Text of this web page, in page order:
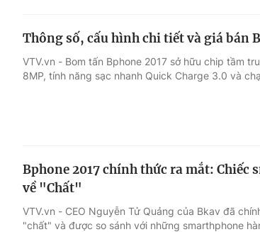
Thông số, cấu hình chi tiết và giá bán
VTV.vn - Bom tấn Bphone 2017 sở hữu chip tầm
8MP, tính năng sạc nhanh Quick Charge 3.0 và
Bphone 2017 chính thức ra mắt: Chiếc
về "Chất"
VTV.vn - CEO Nguyễn Tử Quảng của Bkav đã
"chất" và được so sánh với những smarthphone